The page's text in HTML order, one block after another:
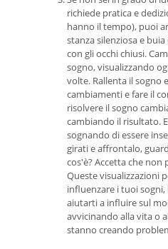
richiede pratica e
hanno il tempo), puoi
stanza silenziosa e
con gli occhi chiusi.
sogno, visualizzando
volte. Rallenta il sogno
cambiamenti e fare il
risolvere il sogno
cambiando il risultato.
sognando di essere
girati e affrontalo,
cos'è? Accetta che non
Queste visualizzazioni
influenzare i tuoi sogni,
aiutarti a influire sul
avvicinando alla vita o
stanno creando